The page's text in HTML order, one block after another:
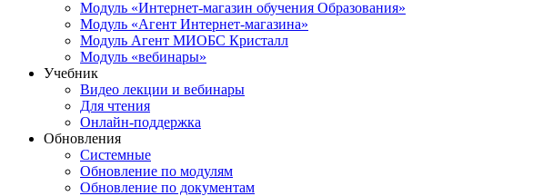
Модуль «Интернет-магазин обучения Образования»
Модуль «Агент Интернет-магазина»
Модуль Агент МИОБС Кристалл
Модуль «вебинары»
Учебник
Видео лекции и вебинары
Для чтения
Онлайн-поддержка
Обновления
Системные
Обновление по модулям
Обновление по документам